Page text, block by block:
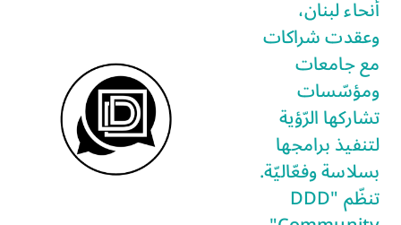
أنحاء لبنان،
وعقدت شراكات
مع جامعات
ومؤسّسات
تشاركها الرّؤية
لتنفيذ برامجها
بسلاسة وفعّاليّة.
تنظّم "DDD